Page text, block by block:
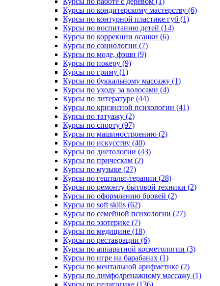
Курсы по кондитерскому мастерству (6)
Курсы по контурной пластике губ (1)
Курсы по воспитанию детей (14)
Курсы по коррекции осанки (6)
Курсы по социологии (7)
Курсы по моде, фэшн (9)
Курсы по покеру (9)
Курсы по гриму (1)
Курсы по буккальному массажу (1)
Курсы по уходу за волосами (4)
Курсы по литературе (44)
Курсы по кризисной психологии (41)
Курсы по татуажу (2)
Курсы по спорту (97)
Курсы по машиностроению (2)
Курсы по искусству (40)
Курсы по диетологии (43)
Курсы по прическам (2)
Курсы по музыке (27)
Курсы по гештальт-терапии (28)
Курсы по ремонту бытовой техники (2)
Курсы по оформлению бровей (2)
Курсы по soft skills (62)
Курсы по семейной психологии (27)
Курсы по эзотерике (7)
Курсы по медицине (18)
Курсы по реставрации (6)
Курсы по аппаратной косметологии (3)
Курсы по игре на барабанах (1)
Курсы по ментальной арифметике (2)
Курсы по лимфодренажному массажу (1)